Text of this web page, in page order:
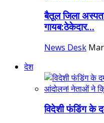
बैतूल जिला
गायब:ठेकेदार...
News Desk
देश
विदेशी फंडिंग के